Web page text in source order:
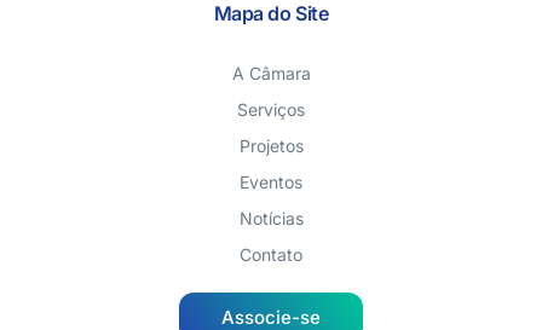
Mapa do Site
A Câmara
Serviços
Projetos
Eventos
Notícias
Contato
Associe-se